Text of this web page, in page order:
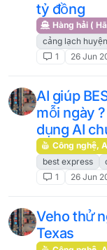
tỷ đồng
Hàng hải (
cảng lạch huyện
1
26 Jun
AI giúp
mỗi ngày
dụng AI
Công nghệ,
best express
1
26 Jun
Veho thử
Texas